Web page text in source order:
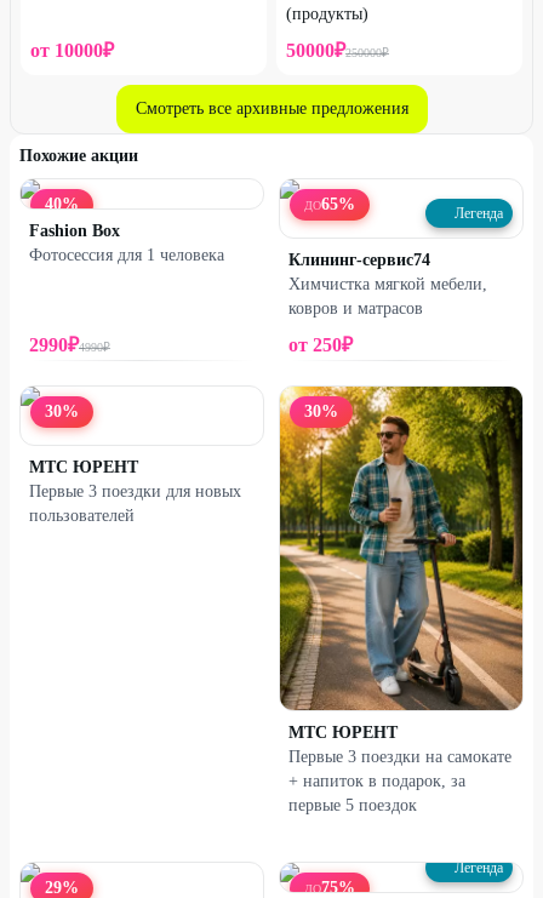
от 10000₽
(продукты)
50000₽250000₽
Смотреть все архивные предложения
Похожие акции
40%
Fashion Box
Фотосессия для 1 человека
2990₽4990₽
ДО65% Легенда
Клининг-сервис74
Химчистка мягкой мебели,
ковров и матрасов
от 250₽
30%
МТС ЮРЕНТ
Первые 3 поездки для новых
пользователей
30%
МТС ЮРЕНТ
Первые 3 поездки на самокате
+ напиток в подарок, за
первые 5 поездок
29% ДО75%
Легенда